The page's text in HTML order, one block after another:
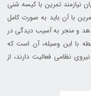
نیازمند تمرین با کیسه شنی
با آن باید به صورت کامل
و منجر به آسیب دیدگی در
با این وسیله، آن است که
نظامی فعالیت دارند، از